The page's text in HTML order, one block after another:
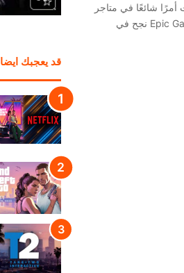
أمرًا شائعًا في متاجر
الألعاب الرقمية، إلا أن متجر Epic Games Store نجح في
قد يعجبك ايضا